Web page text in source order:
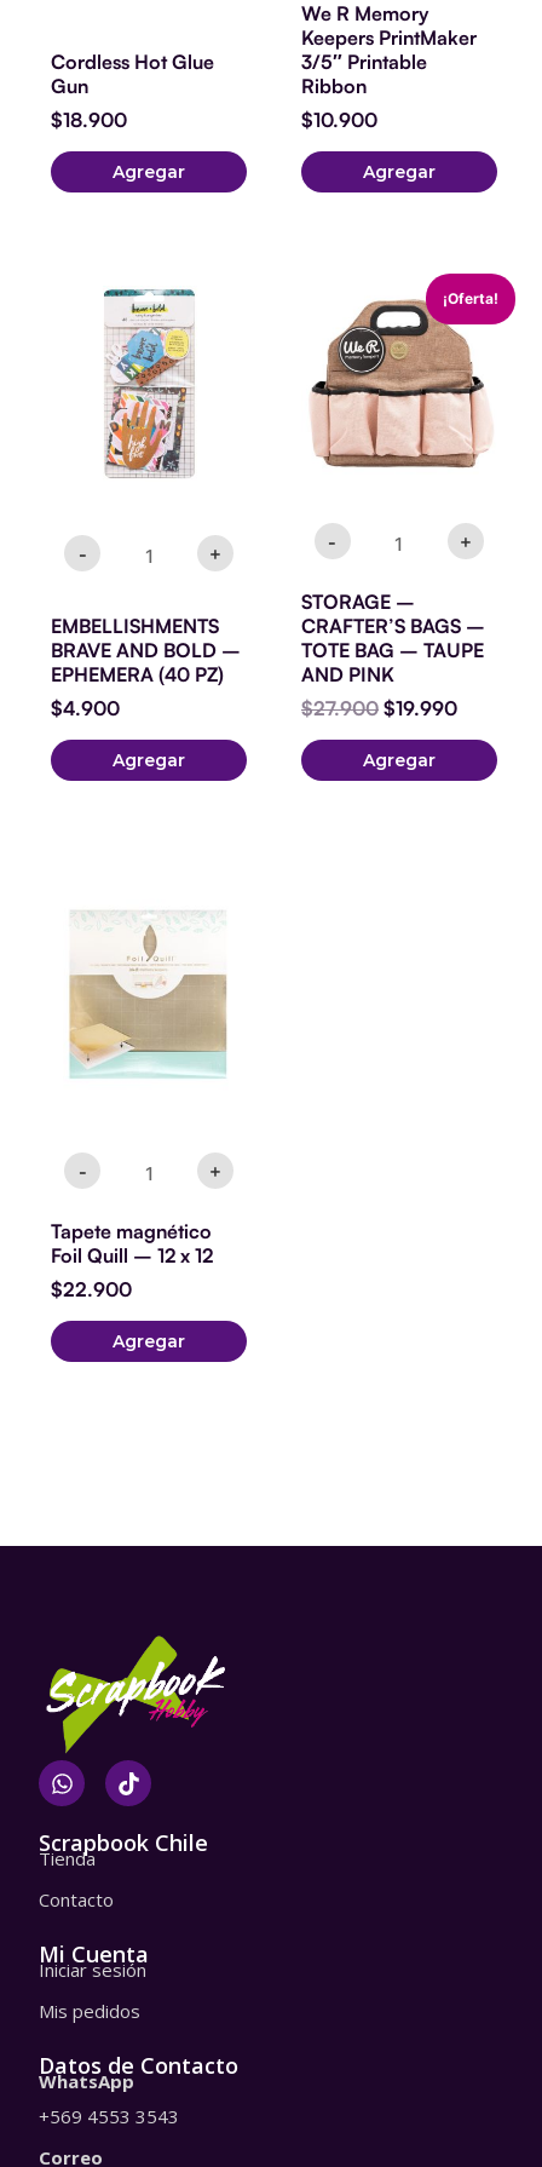
Cordless Hot Glue
Gun
$18.900
Agregar
We R Memory
Keepers PrintMaker
3/5″ Printable
Ribbon
$10.900
Agregar
-
EMBELLISHMENTS
BRAVE
AND
BOLD
-
EPHEMERA
(40
PZ)
cantidad
+
EMBELLISHMENTS
BRAVE AND BOLD –
EPHEMERA (40 PZ)
$4.900
Agregar
¡Oferta!
-
STORAGE
CRAFTER'S
BAGS
-
TOTE
BAG
TAUPE
+
STORAGE –
CRAFTER’S BAGS –
TOTE BAG – TAUPE
AND PINK
$27.900
precio
original
era:
$27.900.
$19.990
precio
actual
es:
$19.990.
Agregar
-
Foil
Quill
-
12
12
cantidad
+
Tapete magnético
Foil Quill – 12 x 12
$22.900
Agregar
W
h
t
s
p
T
i
t
Scrapbook Chile
Tienda
Contacto
Mi Cuenta
Iniciar sesión
Mis pedidos
Datos de Contacto
WhatsApp
+569 4553 3543
Correo